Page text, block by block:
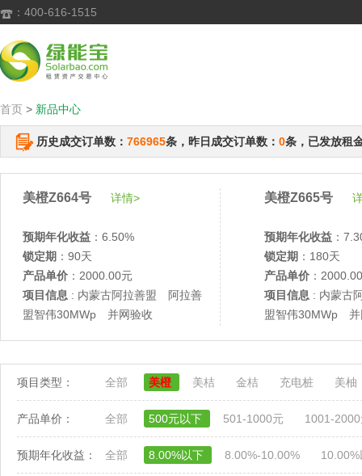
 ：400-616-1515
首页 > 新品中心
历史成交订单数： 766965条，昨日成交订单数： 0条，已发放租
美橙Z664号 详情>
预期年化收益 ：6.50%
锁定期 ：90天
产品单价 ：2000.00元
项目信息 : 内蒙古阿拉善盟 阿拉善
盟智伟30MWp 并网验收
美橙Z665号
预期年化收益 ：
锁定期 ：180天
产品单价 ：
项目信息 : 内蒙古
盟智伟30MWp 并
项目类型： 全部 美橙 美桔 金桔 充电桩 美柚
产品单价： 全部 500元以下 501-1000元 1001-
预期年化收益： 全部 8.00%以下 8.00%-10.00%